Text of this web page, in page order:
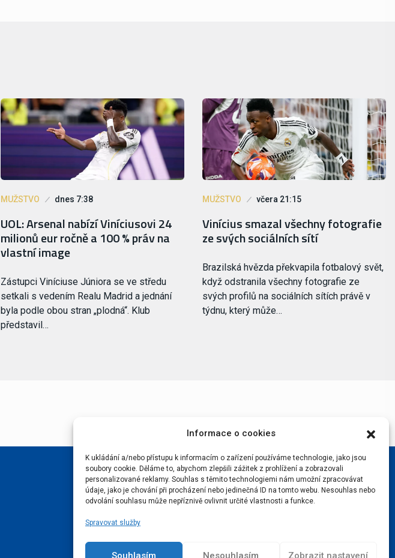
Informace o cookies
K ukládání a/nebo přístupu k informacím o zařízení používáme technologie, jako jsou
soubory cookie. Děláme to, abychom zlepšili zážitek z prohlížení a zobrazovali
personalizované reklamy. Souhlas s těmito technologiemi nám umožní zpracovávat
údaje, jako je chování při procházení nebo jedinečná ID na tomto webu. Nesouhlas nebo
odvolání souhlasu může nepříznivě ovlivnit určité vlastnosti a funkce.
Spravovat služby
Souhlasím Nesouhlasím Zobrazit nastavení
MUŽSTVO dnes 7:38
UOL: Arsenal nabízí Viníciusovi 24
milionů eur ročně a 100 % práv na
vlastní image
Zástupci Viníciuse Júniora se ve středu
setkali s vedením Realu Madrid a jednání
byla podle obou stran „plodná“. Klub
představil…
MUŽSTVO včera 21:15
Vinícius smazal všechny fotografie
ze svých sociálních sítí
Brazilská hvězda překvapila fotbalový svět,
když odstranila všechny fotografie ze
svých profilů na sociálních sítích právě v
týdnu, který může…